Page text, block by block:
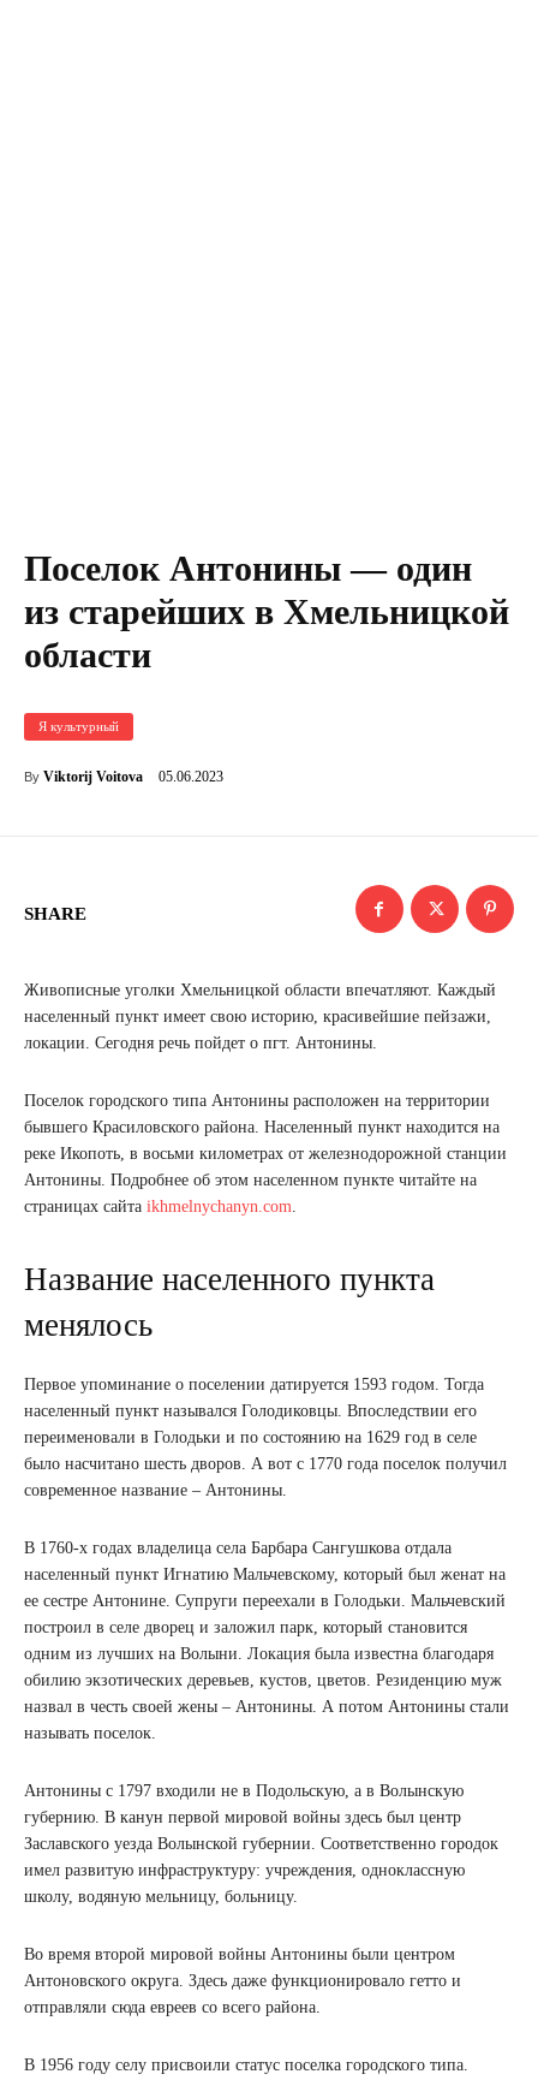
Поселок Антонины — один
из старейших в Хмельницкой
области
Я культурный
By Viktorij Voitova 05.06.2023
SHARE
Живописные уголки Хмельницкой области впечатляют. Каждый
населенный пункт имеет свою историю, красивейшие пейзажи,
локации. Сегодня речь пойдет о пгт. Антонины.
Поселок городского типа Антонины расположен на территории
бывшего Красиловского района. Населенный пункт находится на
реке Икопоть, в восьми километрах от железнодорожной станции
Антонины. Подробнее об этом населенном пункте читайте на
страницах сайта ikhmelnychanyn.com.
Название населенного пункта
менялось
Первое упоминание о поселении датируется 1593 годом. Тогда
населенный пункт назывался Голодиковцы. Впоследствии его
переименовали в Голодьки и по состоянию на 1629 год в селе
было насчитано шесть дворов. А вот с 1770 года поселок получил
современное название – Антонины.
В 1760-х годах владелица села Барбара Сангушкова отдала
населенный пункт Игнатию Мальчевскому, который был женат на
ее сестре Антонине. Супруги переехали в Голодьки. Мальчевский
построил в селе дворец и заложил парк, который становится
одним из лучших на Волыни. Локация была известна благодаря
обилию экзотических деревьев, кустов, цветов. Резиденцию муж
назвал в честь своей жены – Антонины. А потом Антонины стали
называть поселок.
Антонины с 1797 входили не в Подольскую, а в Волынскую
губернию. В канун первой мировой войны здесь был центр
Заславского уезда Волынской губернии. Соответственно городок
имел развитую инфраструктуру: учреждения, одноклассную
школу, водяную мельницу, больницу.
Во время второй мировой войны Антонины были центром
Антоновского округа. Здесь даже функционировало гетто и
отправляли сюда евреев со всего района.
В 1956 году селу присвоили статус поселка городского типа.